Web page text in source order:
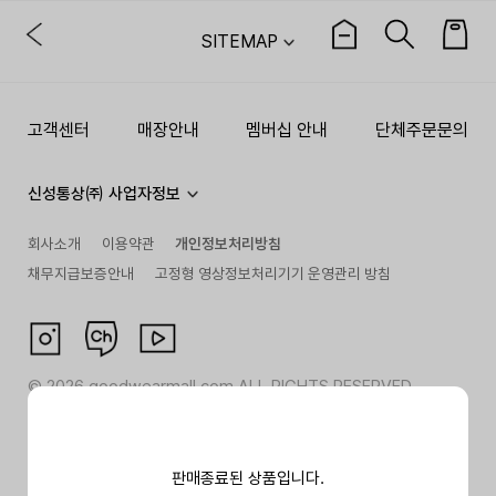
판매종료된 상품입니다.
SITEMAP
고객센터 매장안내 멤버십 안내 단체주문문의
신성통상㈜ 사업자정보
회사소개 이용약관
개인정보처리방침
채무지급보증안내
고정형 영상정보처리기기 운영관리 방침
©2026goodwearmall.com ALL RIGHTS RESERVED